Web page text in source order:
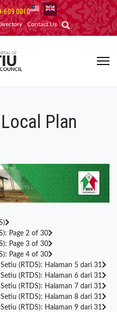
609 0010
Contact Us
Plan
Page 2 of 30
Page 3 of 30
Page 4 of 30
(RTDS): Halaman 5 dari 31
(RTDS): Halaman 6 dari 31
(RTDS): Halaman 7 dari 31
(RTDS): Halaman 8 dari 31
(RTDS): Halaman 9 dari 31